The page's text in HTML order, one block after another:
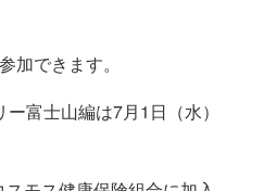
加できます。
富士山編は7月1日（水）